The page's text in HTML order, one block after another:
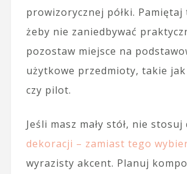
prowizorycznej półki. Pamiętaj
żeby nie zaniedbywać
pozostaw miejsce na
użytkowe przedmioty, takie
czy pilot.
Jeśli masz mały stół, nie stosuj
dekoracji – zamiast tego
wyrazisty akcent. Planuj